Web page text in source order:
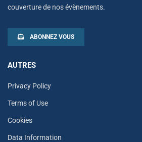
couverture de nos évènements.
ABONNEZ VOUS
AUTRES
Privacy Policy
Terms of Use
Cookies
Data Information